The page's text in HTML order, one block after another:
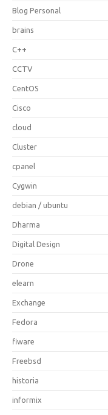
Blog Personal
brains
C++
CCTV
CentOS
Cisco
cloud
Cluster
cpanel
Cygwin
debian / ubuntu
Dharma
Digital Design
Drone
elearn
Exchange
Fedora
fiware
Freebsd
historia
informix